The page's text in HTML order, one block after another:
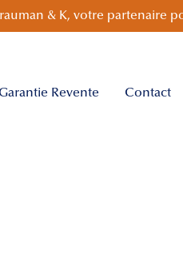
& K, votre partenaire
Revente Contact